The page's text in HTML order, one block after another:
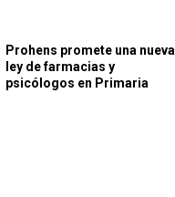
Prohens promete una nueva
ley de farmacias y
psicólogos en Primaria